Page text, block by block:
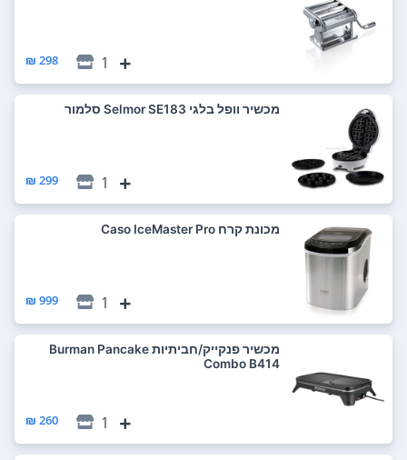
1
298 ₪
‏מכשיר וופל בלגי Selmor SE183 סלמור
1
299 ₪
‏מכונת קרח Caso IceMaster Pro
1
999 ₪
‏מכשיר פנקייק/חביתיות Burman Pancake
Combo B414
1
260 ₪